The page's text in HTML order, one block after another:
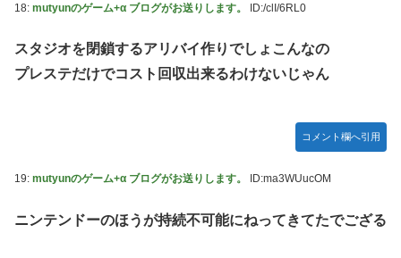
18: mutyunのゲーム+α ブログがお送りします。 ID:/clI/6RL0
スタジオを閉鎖するアリバイ作りでしょこんなの
プレステだけでコスト回収出来るわけないじゃん
コメント欄へ引用
19: mutyunのゲーム+α ブログがお送りします。 ID:ma3WUucOM
ニンテンドーのほうが持続不可能にねってきてたでござる